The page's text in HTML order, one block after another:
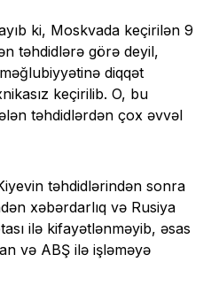
ki, Moskvada keçirilən 9
təhdidlərə görə deyil,
diqqət
keçirilib. O, bu
təhdidlərdən çox əvvəl
təhdidlərindən sonra
xəbərdarlıq və Rusiya
ilə kifayətlənməyib, əsas
və ABŞ ilə işləməyə